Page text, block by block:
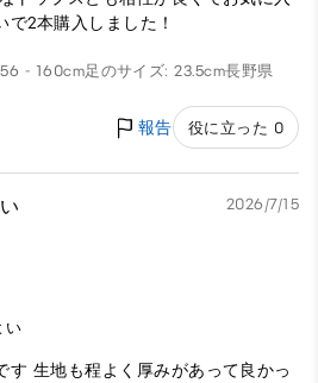
で2本購入しました！
- 160cm足のサイズ: 23.5cm長野県
報告 役に立った 0
2026/7/15
い
す 生地も程よく厚みがあって良かっ